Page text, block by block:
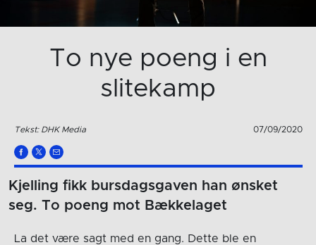
To nye poeng i en
slitekamp
Tekst: DHK Media 07/09/2020
Kjelling fikk bursdagsgaven han ønsket
seg. To poeng mot Bækkelaget
La det være sagt med en gang. Dette ble en